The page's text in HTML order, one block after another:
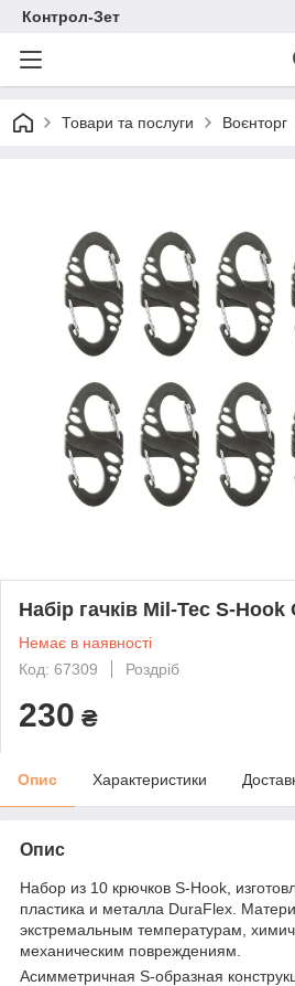
Контрол-Зет
Товари та послуги Воєнторг
Набір гачків Mil-Tec S-
Немає в наявності
Код: 67309
Роздріб
230 ₴
Опис Характеристики
Опис
Набор из 10 крючков S-Hook,
пластика и металла DuraFlex.
экстремальным температурам,
механическим повреждениям.
Асимметричная S-образная